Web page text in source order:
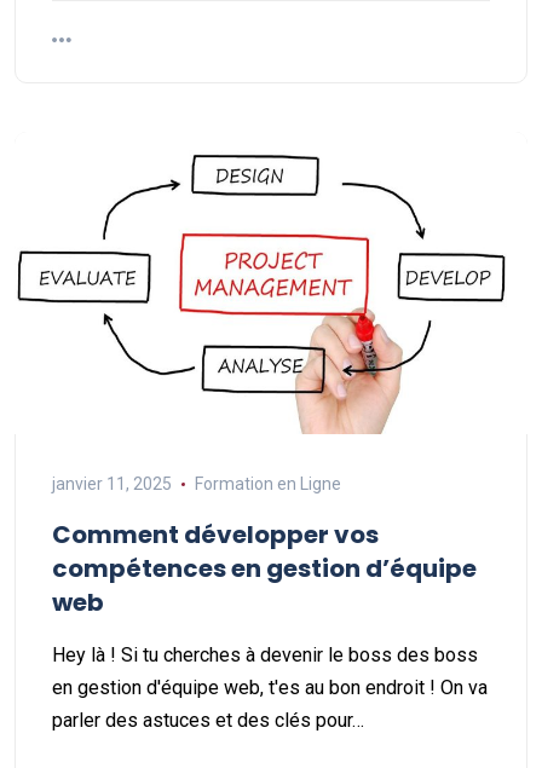
janvier 11, 2025 Formation en Ligne
Comment développer vos
compétences en gestion d’équipe
web
Hey là ! Si tu cherches à devenir le boss des boss
en gestion d'équipe web, t'es au bon endroit ! On va
parler des astuces et des clés pour…